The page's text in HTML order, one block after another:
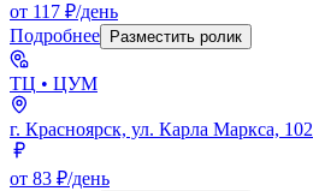
от 117 ₽/день
Подробнее
Разместить ролик
ТЦ • ЦУМ
г. Красноярск, ул. Карла Маркса, 102
от 83 ₽/день